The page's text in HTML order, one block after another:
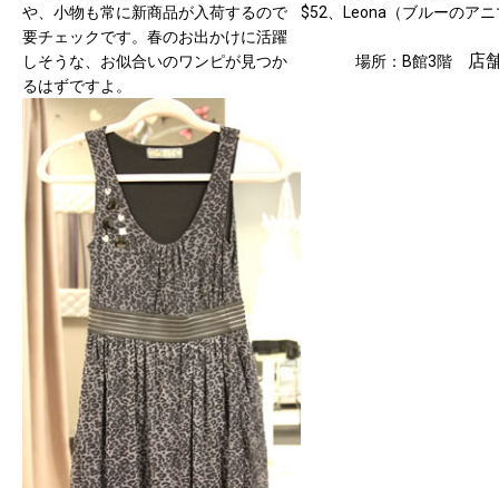
や、小物も常に新商品が入荷するので
要チェックです。春のお出かけに活躍
しそうな、お似合いのワンピが見つか
るはずですよ。
$52、Leona（ブルーのア
場所：B館3階 店